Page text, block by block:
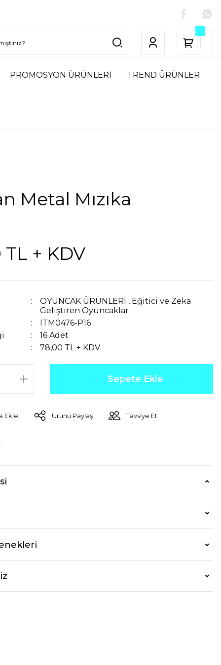
PROMOSYON ÜRÜNLERİ TREND ÜRÜNLER
Metal Mızıka
+ KDV
OYUNCAK ÜRÜNLERİ , Eğitici ve Zeka
Geliştiren Oyuncaklar
İTM0476-P16
16 Adet
78,00 TL + KDV
Sepete Ekle
Ürünü Paylaş Tavsiye Et